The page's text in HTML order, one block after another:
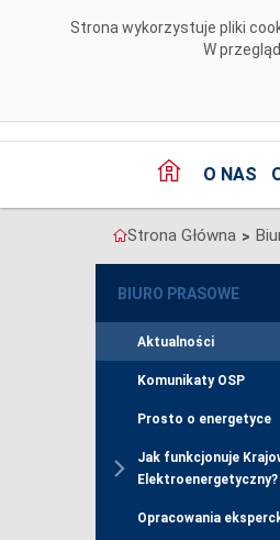
Strona wykorzystuje pliki
W
O NAS
Strona Główna >
BIURO PRASOWE
Aktualności
Komunikaty OSP
Prosto o energetyce
Jak funkcjonuje
Elektroenergetyczny?
Opracowania